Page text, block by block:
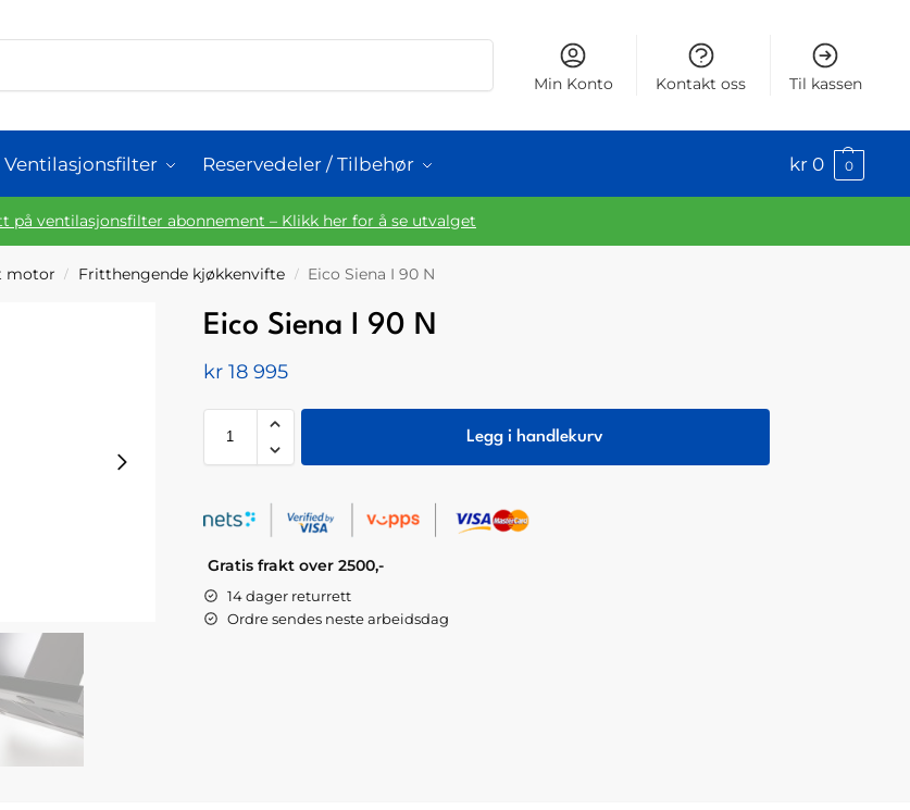
Min Konto Kontakt oss Til kassen
Ventilasjonsfilter Reservedeler / Tilbehør kr 0 0
på ventilasjonsfilter abonnement – Klikk her for å se utvalget
motor / Fritthengende kjøkkenvifte / Eico Siena I 90 N
Eico Siena I 90 N
kr18 995
Legg i handlekurv
Gratis frakt over 2500,-
14 dager returrett
Ordre sendes neste arbeidsdag